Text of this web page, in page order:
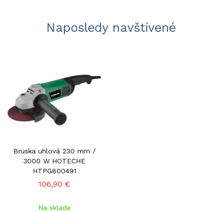
Naposledy navštívené
Bruska uhlová 230 mm /
3000 W HOTECHE
HTPG800491
106,90 €
Na sklade